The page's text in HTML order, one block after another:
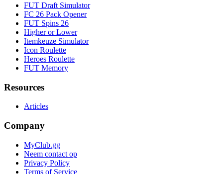
FUT Draft Simulator
FC 26 Pack Opener
FUT Spins 26
Higher or Lower
Itemkeuze Simulator
Icon Roulette
Heroes Roulette
FUT Memory
Resources
Articles
Company
MyClub.gg
Neem contact op
Privacy Policy
Terms of Service